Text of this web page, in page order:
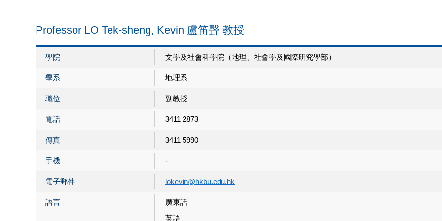
Professor LO Tek-sheng, Kevin 盧笛聲 教授
學院 文學及社會科學院（地理、社會學及國際研究學部）
學系 地理系
職位 副教授
電話 3411 2873
傳真 3411 5990
手機 -
電子郵件 lokevin@hkbu.edu.hk
語言
廣東話
英語